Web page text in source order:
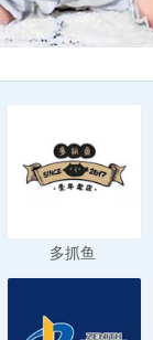
多抓鱼